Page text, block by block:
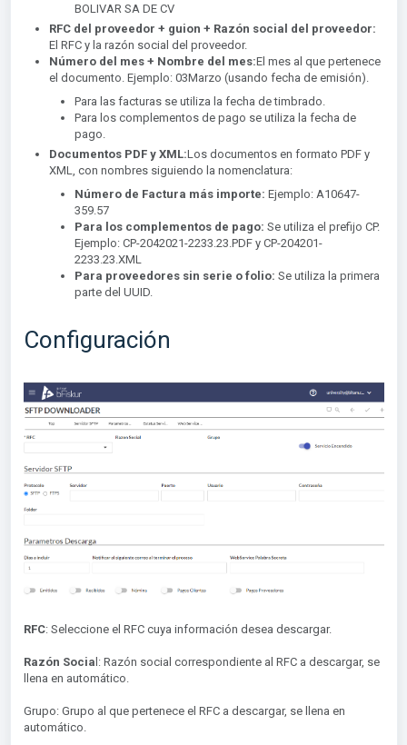
BOLIVAR SA DE CV
RFC del proveedor + guion + Razón social del proveedor:
El RFC y la razón social del proveedor.
Número del mes + Nombre del mes:El mes al que pertenece
el documento. Ejemplo: 03Marzo (usando fecha de emisión).
Para las facturas se utiliza la fecha de timbrado.
Para los complementos de pago se utiliza la fecha de
pago.
Documentos PDF y XML:Los documentos en formato PDF y
XML, con nombres siguiendo la nomenclatura:
Número de Factura más importe: Ejemplo: A10647-
359.57
Para los complementos de pago: Se utiliza el prefijo CP.
Ejemplo: CP-2042021-2233.23.PDF y CP-204201-
2233.23.XML
Para proveedores sin serie o folio: Se utiliza la primera
parte del UUID.
Configuración
RFC: Seleccione el RFC cuya información desea descargar.
Razón Social: Razón social correspondiente al RFC a descargar, se
llena en automático.
Grupo: Grupo al que pertenece el RFC a descargar, se llena en
automático.